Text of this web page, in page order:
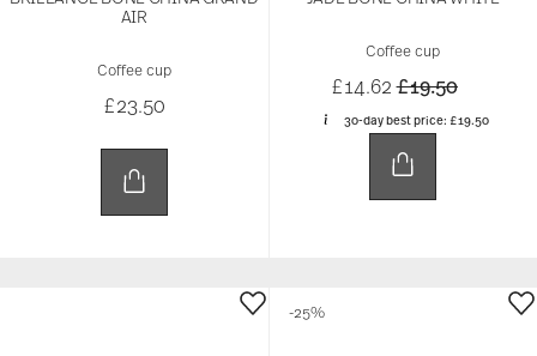
AIR
Coffee cup
£23.50
Coffee cup
£14.62Price reduced
£19.50to
30-day best price: £19.50
-25%